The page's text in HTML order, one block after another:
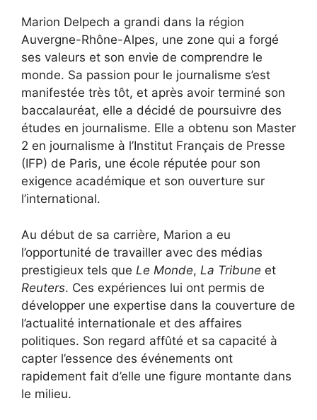
Marion Delpech a grandi dans la région
Auvergne-Rhône-Alpes, une zone qui a forgé
ses valeurs et son envie de comprendre le
monde. Sa passion pour le journalisme s’est
manifestée très tôt, et après avoir terminé son
baccalauréat, elle a décidé de poursuivre des
études en journalisme. Elle a obtenu son Master
2 en journalisme à l’Institut Français de Presse
(IFP) de Paris, une école réputée pour son
exigence académique et son ouverture sur
l’international.
Au début de sa carrière, Marion a eu
l’opportunité de travailler avec des médias
prestigieux tels que Le Monde, La Tribune et
Reuters. Ces expériences lui ont permis de
développer une expertise dans la couverture de
l’actualité internationale et des affaires
politiques. Son regard affûté et sa capacité à
capter l’essence des événements ont
rapidement fait d’elle une figure montante dans
le milieu.